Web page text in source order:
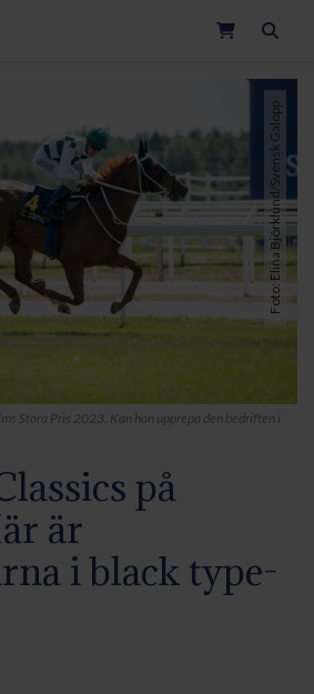
Foto: Elina Björklund/Svensk Galopp
Stora Pris 2023. Kan han upprepa den bedriften i
på
är
i black type-